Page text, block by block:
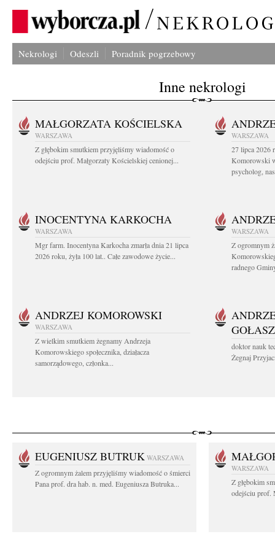
Nekrologi Odeszli Poradnik pogrzebowy
Inne nekrologi
MAŁGORZATA KOŚCIELSKA
WARSZAWA
Z głębokim smutkiem przyjęliśmy wiadomość o
odejściu prof. Małgorzaty Kościelskiej cenionej...
WARSZAWA
27 lipca 2026
Komorowski
psycholog,
INOCENTYNA KARKOCHA
WARSZAWA
Mgr farm. Inocentyna Karkocha zmarła dnia 21 lipca
2026 roku, żyła 100 lat.. Całe zawodowe życie...
WARSZAWA
Z ogromnym
radnego
ANDRZEJ KOMOROWSKI
WARSZAWA
Z wielkim smutkiem żegnamy Andrzeja
Komorowskiego społecznika, działacza
samorządowego, członka...
doktor nauk
Żegnaj
EUGENIUSZ BUTRUK WARSZAWA
Z ogromnym żalem przyjęliśmy wiadomość o śmierci
Pana prof. dra hab. n. med. Eugeniusza Butruka...
WARSZAWA
Z głębokim
odejściu prof.